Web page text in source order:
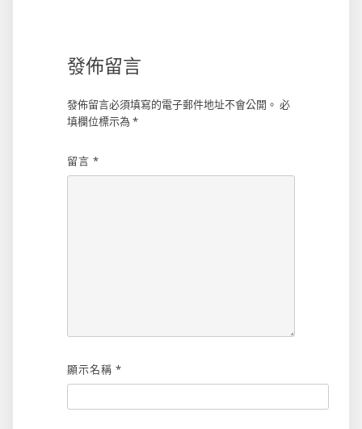
發佈留言
發佈留言必須填寫的電子郵件地址不會公開。 必
填欄位標示為 *
留言 *
顯示名稱 *